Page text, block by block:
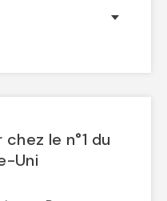
le n°1 du
Uni